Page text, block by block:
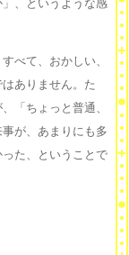
、というような感
べて、おかしい、
ありません。た
「ちょっと普通、
が、あまりにも多
た、ということで